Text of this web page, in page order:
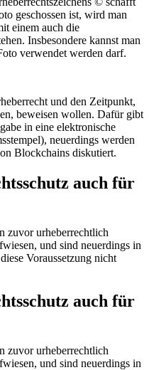
geschossen ist, wird man
einem auch die
Insbesondere kannst man
verwendet werden darf.
und den Zeitpunkt,
beweisen wollen. Dafür gibt
in eine elektronische
neuerdings werden
Blockchains diskutiert.
auch für
zuvor urheberrechtlich
und sind neuerdings in
Voraussetzung nicht
auch für
zuvor urheberrechtlich
und sind neuerdings in